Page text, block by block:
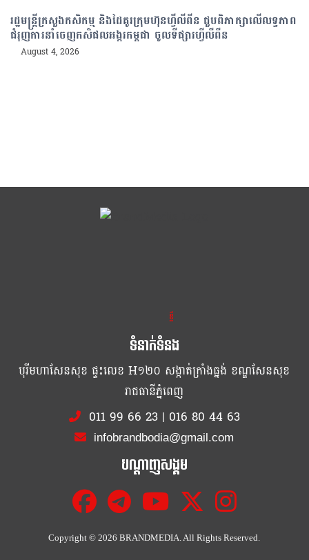
រដ្ឋមន្រ្តីក្រសួងកសិកម្ម និងដៃគូរក្រុមហ៊ុនហ្វីលីពីន ជួបពិភាក្សាលើលទ្ធភាព
ជំរុញការនាំចេញកសិផលអង្ករកម្ពុជា ចូលទីផ្សារហ្វីលីពីន
August 4, 2026
ខ្លឹម ខ្លី រហ័ស
ទំនាក់ទំនង
បុរីមហាសែនសុខ ផ្ទះលេខ H១២០ សង្កាត់ក្រាំងធ្នង់ ខណ្ឌសែនសុខ
រាជធានីភ្នំពេញ
011 99 66 23| 016 80 44 63
infobrandbodia@gmail.com
បណ្ដាញសង្គម
Copyright ©2026 BRANDMEDIA. All Rights Reserved.